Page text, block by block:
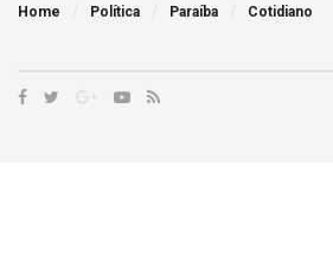
Home Política Paraíba Cotidiano